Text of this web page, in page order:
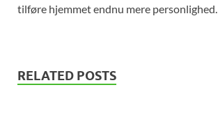
tilføre hjemmet endnu mere personlighed.
RELATED POSTS